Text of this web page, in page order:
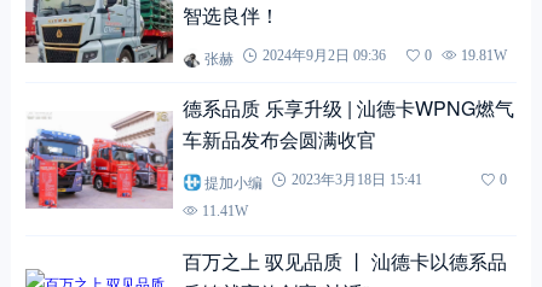
智选良伴！
张赫 2024年9月2日 09:36 0 19.81W
德系品质 乐享升级 | 汕德卡WPNG燃气
车新品发布会圆满收官
提加小编 2023年3月18日 15:41
0
11.41W
百万之上 驭见品质 丨 汕德卡以德系品